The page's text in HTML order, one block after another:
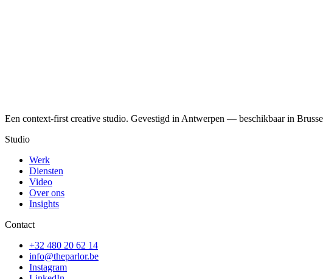
Een context-first creative studio. Gevestigd in Antwerpen — beschikbaar in
Studio
Werk
Diensten
Video
Over ons
Insights
Contact
+32 480 20 62 14
info@theparlor.be
Instagram